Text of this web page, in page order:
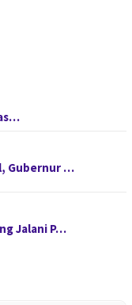
Gubernur …
Jalani P…